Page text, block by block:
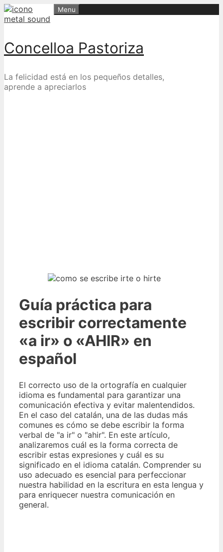
Skip
to
Concelloa Pastoriza
La felicidad está en los pequeños detalles,
aprende a apreciarlos
Menu
Guía práctica para
escribir correctamente
«a ir» o «AHIR» en
español
El correcto uso de la ortografía en cualquier
idioma es fundamental para garantizar una
comunicación efectiva y evitar malentendidos.
En el caso del catalán, una de las dudas más
comunes es cómo se debe escribir la forma
verbal de "a ir" o "ahir". En este artículo,
analizaremos cuál es la forma correcta de
escribir estas expresiones y cuál es su
significado en el idioma catalán. Comprender su
uso adecuado es esencial para perfeccionar
nuestra habilidad en la escritura en esta lengua y
para enriquecer nuestra comunicación en
general.